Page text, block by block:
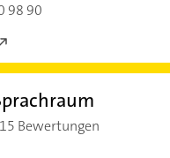
98 90
15 Bewertungen